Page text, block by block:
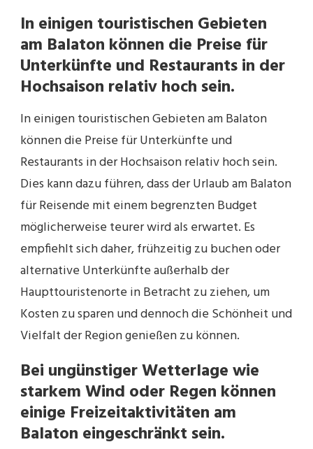
In einigen touristischen Gebieten
am Balaton können die Preise für
Unterkünfte und Restaurants in der
Hochsaison relativ hoch sein.
In einigen touristischen Gebieten am Balaton
können die Preise für Unterkünfte und
Restaurants in der Hochsaison relativ hoch sein.
Dies kann dazu führen, dass der Urlaub am Balaton
für Reisende mit einem begrenzten Budget
möglicherweise teurer wird als erwartet. Es
empfiehlt sich daher, frühzeitig zu buchen oder
alternative Unterkünfte außerhalb der
Haupttouristenorte in Betracht zu ziehen, um
Kosten zu sparen und dennoch die Schönheit und
Vielfalt der Region genießen zu können.
Bei ungünstiger Wetterlage wie
starkem Wind oder Regen können
einige Freizeitaktivitäten am
Balaton eingeschränkt sein.